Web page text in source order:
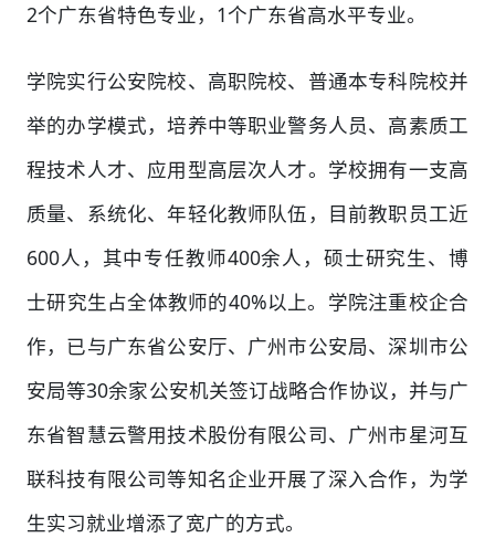
2个广东省特色专业，1个广东省高水平专业。
学院实行公安院校、高职院校、普通本专科院校并
举的办学模式，培养中等职业警务人员、高素质工
程技术人才、应用型高层次人才。学校拥有一支高
质量、系统化、年轻化教师队伍，目前教职员工近
600人，其中专任教师400余人，硕士研究生、博
士研究生占全体教师的40%以上。学院注重校企合
作，已与广东省公安厅、广州市公安局、深圳市公
安局等30余家公安机关签订战略合作协议，并与广
东省智慧云警用技术股份有限公司、广州市星河互
联科技有限公司等知名企业开展了深入合作，为学
生实习就业增添了宽广的方式。